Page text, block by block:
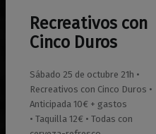
Recreativos con
Cinco Duros
Sábado 25 de octubre 21h •
Recreativos con Cinco Duros •
Anticipada 10€ + gastos
• Taquilla 12€ • Todas con
01/08/2025
0
Maravillas